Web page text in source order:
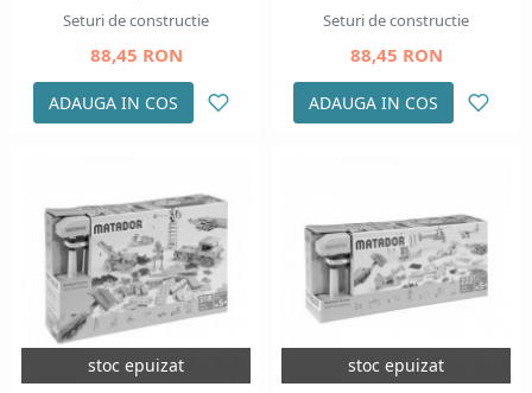
Seturi de constructie
88,45 RON
ADAUGA IN COS
Seturi de constructie
88,45 RON
ADAUGA IN COS
stoc epuizat stoc epuizat